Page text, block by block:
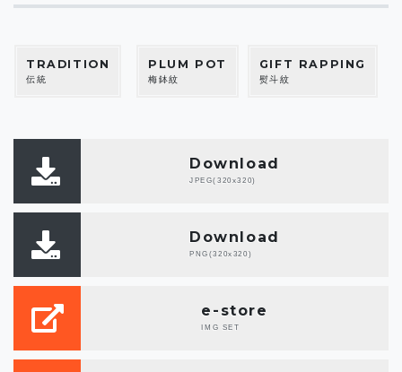
TRADITION
伝統
PLUM POT
梅鉢紋
GIFT RAPPING
熨斗紋
Download
JPEG(320x320)
Download
PNG(320x320)
e-store
IMG SET